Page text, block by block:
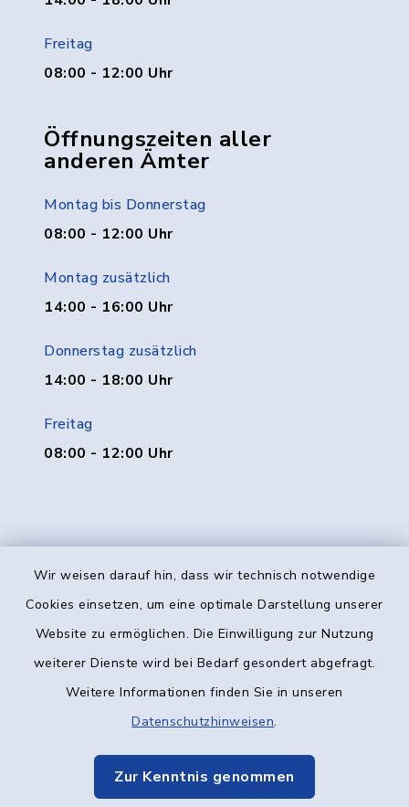
Wir weisen darauf hin, dass wir technisch notwendige
Cookies einsetzen, um eine optimale Darstellung unserer
Website zu ermöglichen. Die Einwilligung zur Nutzung
weiterer Dienste wird bei Bedarf gesondert abgefragt.
Weitere Informationen finden Sie in unseren
Datenschutzhinweisen.
Zur Kenntnis genommen
Freitag
08:00 - 12:00 Uhr
Öffnungszeiten aller
anderen Ämter
Montag bis Donnerstag
08:00 - 12:00 Uhr
Montag zusätzlich
14:00 - 16:00 Uhr
Donnerstag zusätzlich
14:00 - 18:00 Uhr
Freitag
08:00 - 12:00 Uhr
Kontakt
Datenschutz
Elektronische Kommunikation